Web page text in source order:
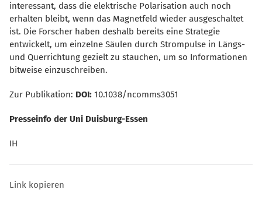
interessant, dass die elektrische Polarisation auch noch
erhalten bleibt, wenn das Magnetfeld wieder ausgeschaltet
ist. Die Forscher haben deshalb bereits eine Strategie
entwickelt, um einzelne Säulen durch Strompulse in Längs-
und Querrichtung gezielt zu stauchen, um so Informationen
bitweise einzuschreiben.
Zur Publikation: DOI: 10.1038/ncomms3051
Presseinfo der Uni Duisburg-Essen
IH
Link kopieren